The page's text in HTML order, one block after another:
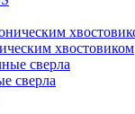
хвостовиком
сверла